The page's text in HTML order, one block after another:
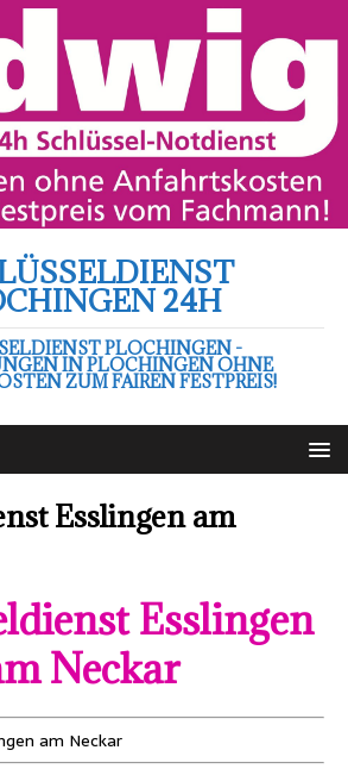
24H
PLOCHINGEN -
IN PLOCHINGEN OHNE
ZUM FAIREN FESTPREIS!
Esslingen am
Esslingen
Neckar
am Neckar